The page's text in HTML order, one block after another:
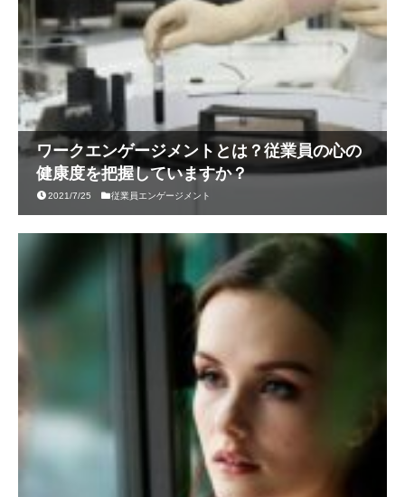
ワークエンゲージメントとは？従業員の心の
健康度を把握していますか？
2021/7/25 従業員エンゲージメント